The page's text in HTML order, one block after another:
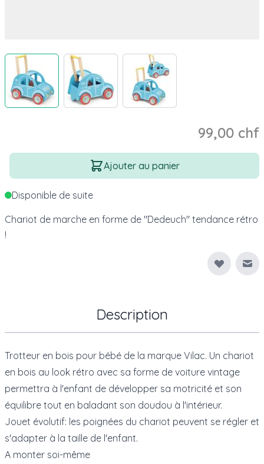
View larger imageView larger imageView larger image
99,00 chf
Quantité
Ajouter au panier
Disponible de suite
Chariot de marche en forme de "Dedeuch" tendance rétro
!
Description
Trotteur en bois pour bébé de la marque Vilac. Un chariot
en bois au look rétro avec sa forme de voiture vintage
permettra à l'enfant de développer sa motricité et son
équilibre tout en baladant son doudou à l'intérieur.
Jouet évolutif: les poignées du chariot peuvent se régler et
s'adapter à la taille de l'enfant.
A monter soi-même